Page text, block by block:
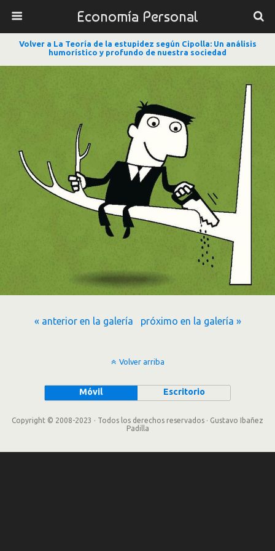
Economía Personal
Volver a La Teoría de la estupidez según Cipolla: Un análisis
humorístico y profundo de nuestra sociedad
« anterior en la galería próximo en la galería »
Volver arriba
Móvil Escritorio
Copyright © 2008-2023 · Todos los derechos reservados · Gustavo Ibañez
Padilla